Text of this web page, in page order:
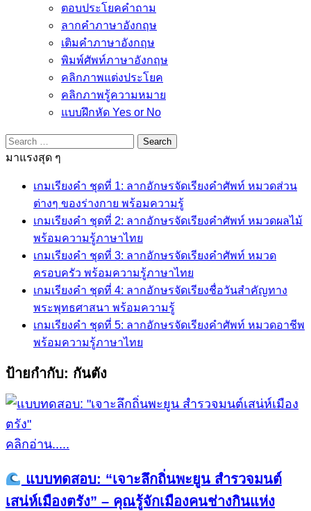
ตอบประโยคคำถาม
ลากคำภาษาอังกฤษ
เติมคำภาษาอังกฤษ
พิมพ์ศัพท์ภาษาอังกฤษ
คลิกภาพแต่งประโยค
คลิกภาพรู้ความหมาย
แบบฝึกหัด Yes or No
Search
for:
มาแรงสุด ๆ
เกมเรียงคำ ชุดที่ 1: ลากอักษรจัดเรียงคำศัพท์ หมวดส่วน
ต่างๆ ของร่างกาย พร้อมความรู้
เกมเรียงคำ ชุดที่ 2: ลากอักษรจัดเรียงคำศัพท์ หมวดผลไม้
พร้อมความรู้ภาษาไทย
เกมเรียงคำ ชุดที่ 3: ลากอักษรจัดเรียงคำศัพท์ หมวด
ครอบครัว พร้อมความรู้ภาษาไทย
เกมเรียงคำ ชุดที่ 4: ลากอักษรจัดเรียงชื่อวันสำคัญทาง
พระพุทธศาสนา พร้อมความรู้
เกมเรียงคำ ชุดที่ 5: ลากอักษรจัดเรียงคำศัพท์ หมวดอาชีพ
พร้อมความรู้ภาษาไทย
ป้ายกำกับ: กันตัง
คลิกอ่าน.....
แบบทดสอบ: “เจาะลึกถิ่นพะยูน สำรวจมนต์
เสน่ห์เมืองตรัง” – คุณรู้จักเมืองคนช่างกินแห่ง